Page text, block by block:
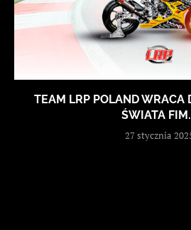
TEAM LRP POLAND WRACA
ŚWIATA
27 stycznia